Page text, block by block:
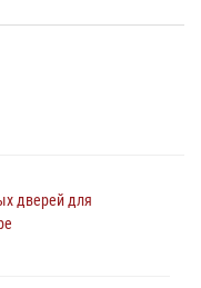
дверей для